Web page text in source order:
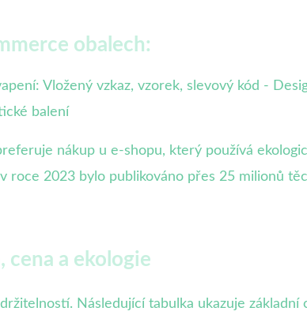
obalech:
Vložený vzkaz, vzorek, slevový kód -
balení
nákup u e-shopu, který používá
roce 2023 bylo publikováno přes 25 milionů
a ekologie
Následující tabulka ukazuje základní